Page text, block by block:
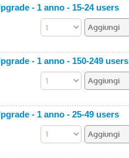
- 1 anno - 15-24 users
- 1 anno - 150-249 users
- 1 anno - 25-49 users